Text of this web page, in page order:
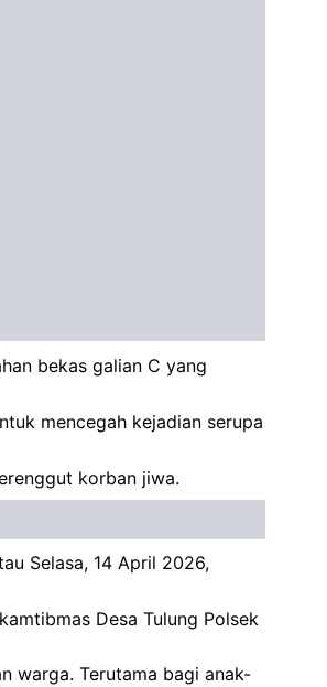
bekas galian C yang
mencegah kejadian serupa
korban jiwa.
Selasa, 14 April 2026,
Desa Tulung Polsek
warga. Terutama bagi anak-